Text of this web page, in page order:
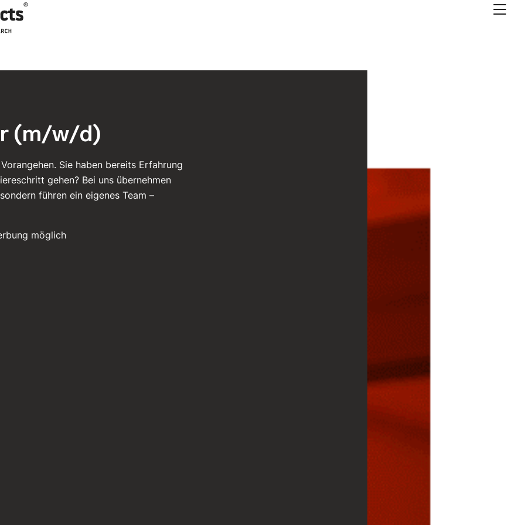
(m/w/d)
Sie haben bereits Erfahrung
gehen? Bei uns übernehmen
führen ein eigenes Team –
möglich